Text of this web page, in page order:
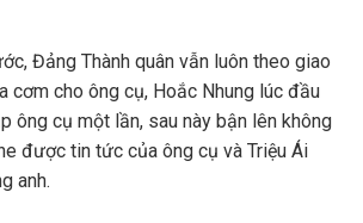
Đảng Thành quân vẫn luôn theo giao
cơm cho ông cụ, Hoắc Nhung lúc đầu
ông cụ một lần, sau này bận lên không
được tin tức của ông cụ và Triệu Ái
anh.